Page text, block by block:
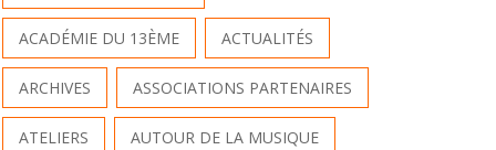
ACADÉMIE DU 13ÈME ACTUALITÉS
ARCHIVES ASSOCIATIONS PARTENAIRES
ATELIERS AUTOUR DE LA MUSIQUE